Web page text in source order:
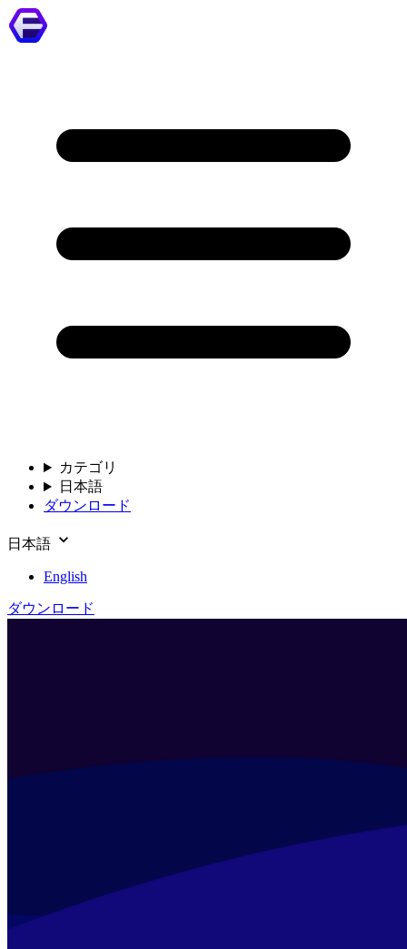
カテゴリ
日本語
ダウンロード
日本語
English
ダウンロード